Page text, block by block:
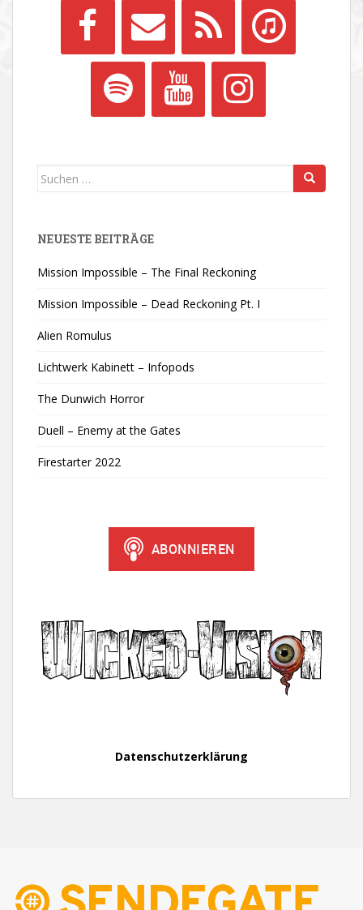
Suchen
NEUESTE BEITRÄGE
Mission Impossible – The Final Reckoning
Mission Impossible – Dead Reckoning Pt. I
Alien Romulus
Lichtwerk Kabinett – Infopods
The Dunwich Horror
Duell – Enemy at the Gates
Firestarter 2022
Datenschutzerklärung